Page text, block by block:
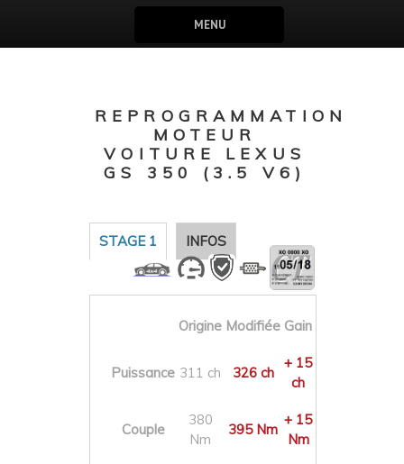
MENU
REPROGRAMMATION
MOTEUR
VOITURE LEXUS
GS 350 (3.5 V6)
STAGE 1 INFOS
Origine Modifiée Gain
Puissance 311 ch 326 ch
+ 15
ch
Couple
380
Nm
395 Nm
+ 15
Nm